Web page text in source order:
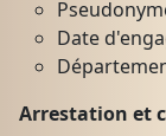
Date
Arrestation et